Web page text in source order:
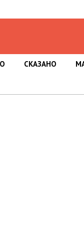
СКАЗАНО